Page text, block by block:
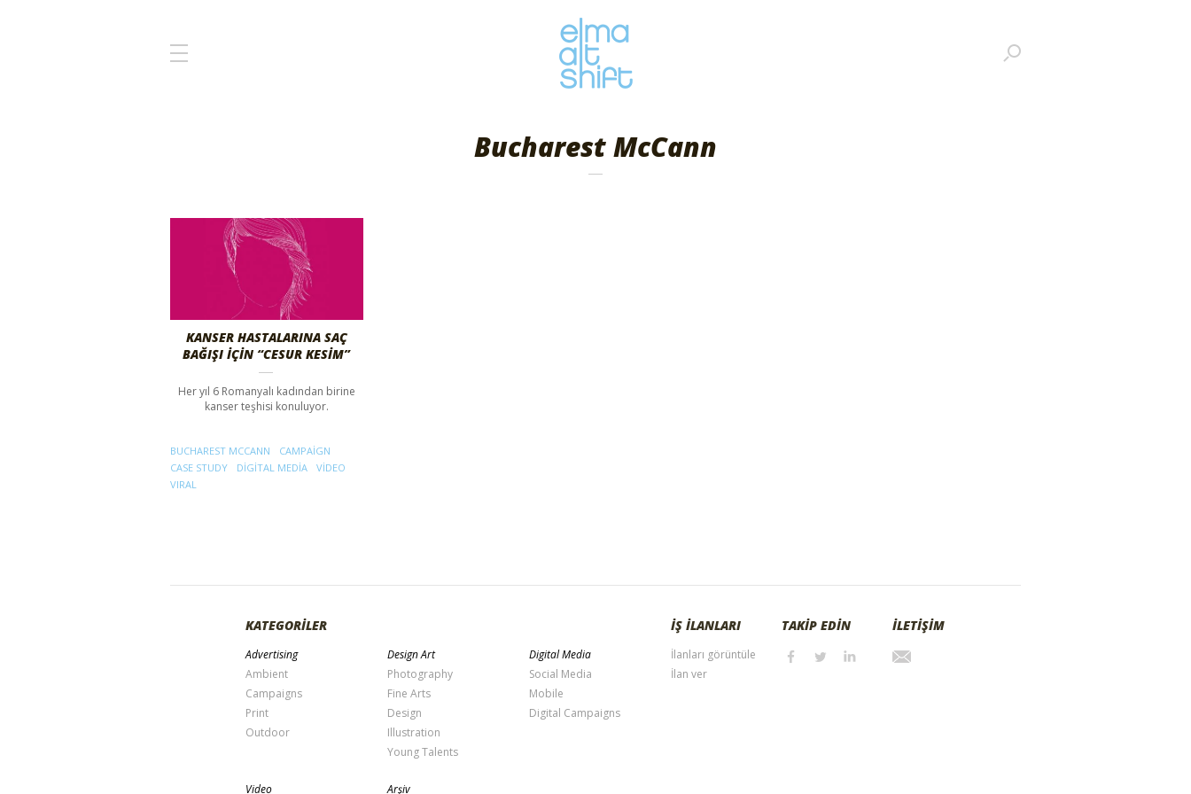
Bucharest McCann
KANSER HASTALARINA SAÇ
BAĞIŞI İÇİN “CESUR KESİM”
Her yıl 6 Romanyalı kadından birine
kanser teşhisi konuluyor.
BUCHAREST MCCANN
CAMPAIGN
CASE STUDY
DIGITAL MEDIA
VIDEO
VIRAL
KATEGORİLER
Advertising
Ambient
Campaigns
Print
Outdoor
Design Art
Photography
Fine Arts
Design
Illustration
Young Talents
Digital Media
Social Media
Mobile
Digital Campaigns
Video Arşiv
İŞ İLANLARI
İlanları görüntüle
İlan ver
TAKİP EDİN İLETİŞİM